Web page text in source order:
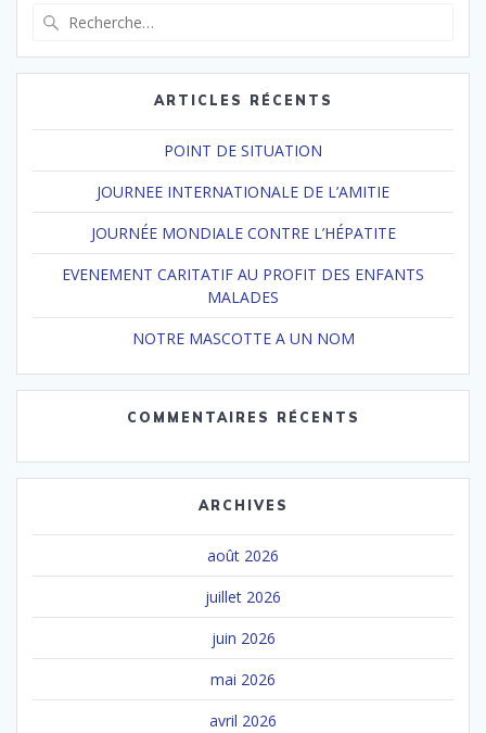
:
ARTICLES RÉCENTS
POINT DE SITUATION
JOURNEE INTERNATIONALE DE L’AMITIE
JOURNÉE MONDIALE CONTRE L’HÉPATITE
EVENEMENT CARITATIF AU PROFIT DES ENFANTS
MALADES
NOTRE MASCOTTE A UN NOM
COMMENTAIRES RÉCENTS
ARCHIVES
août 2026
juillet 2026
juin 2026
mai 2026
avril 2026